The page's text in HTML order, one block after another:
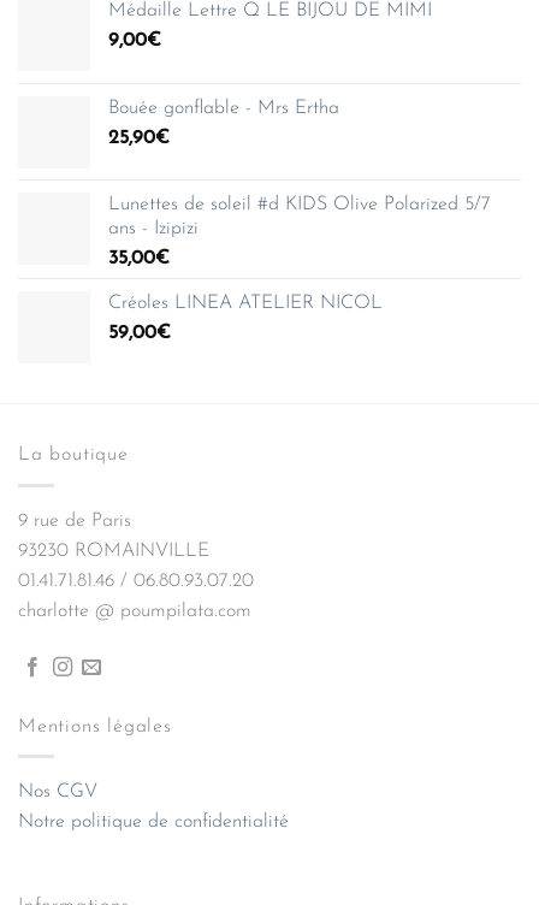
Médaille Lettre Q LE BIJOU DE MIMI
9,00€
Bouée gonflable - Mrs Ertha
25,90€
Lunettes de soleil #d KIDS Olive Polarized 5/7
ans - Izipizi
35,00€
Créoles LINEA ATELIER NICOL
59,00€
La boutique
9 rue de Paris
93230 ROMAINVILLE
01.41.71.81.46 / 06.80.93.07.20
charlotte @ poumpilata.com
Mentions légales
Nos CGV
Notre politique de confidentialité